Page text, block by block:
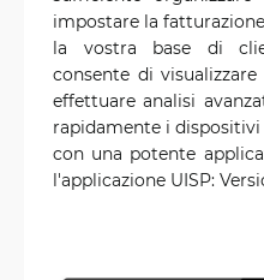
impostare la
la vostra base di
consente di
effettuare analisi
rapidamente i
con una potente
l'applicazione UISP: